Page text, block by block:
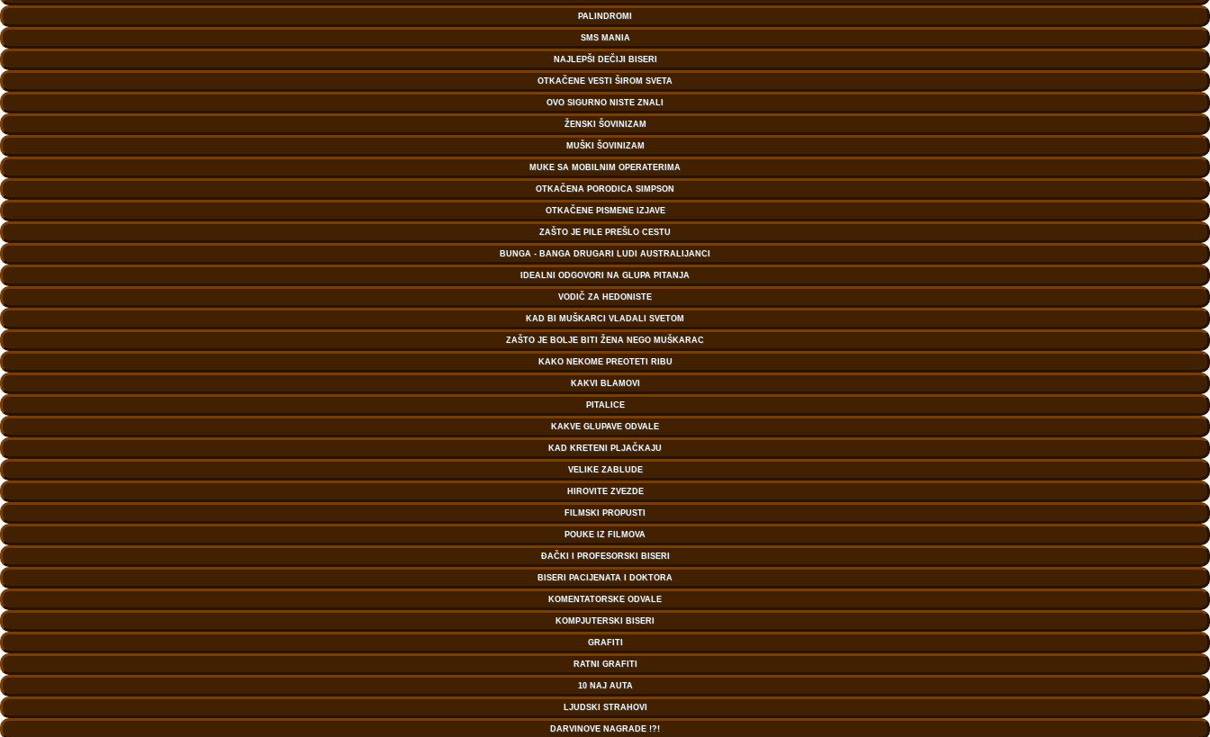
PALINDROMI
SMS MANIA
NAJLEPŠI DEČIJI BISERI
OTKAČENE VESTI ŠIROM SVETA
OVO SIGURNO NISTE ZNALI
ŽENSKI ŠOVINIZAM
MUŠKI ŠOVINIZAM
MUKE SA MOBILNIM OPERATERIMA
OTKAČENA PORODICA SIMPSON
OTKAČENE PISMENE IZJAVE
ZAŠTO JE PILE PREŠLO CESTU
BUNGA - BANGA DRUGARI LUDI AUSTRALIJANCI
IDEALNI ODGOVORI NA GLUPA PITANJA
VODIČ ZA HEDONISTE
KAD BI MUŠKARCI VLADALI SVETOM
ZAŠTO JE BOLJE BITI ŽENA NEGO MUŠKARAC
KAKO NEKOME PREOTETI RIBU
KAKVI BLAMOVI
PITALICE
KAKVE GLUPAVE ODVALE
KAD KRETENI PLJAČKAJU
VELIKE ZABLUDE
HIROVITE ZVEZDE
FILMSKI PROPUSTI
POUKE IZ FILMOVA
ĐAČKI I PROFESORSKI BISERI
BISERI PACIJENATA I DOKTORA
KOMENTATORSKE ODVALE
KOMPJUTERSKI BISERI
GRAFITI
RATNI GRAFITI
10 NAJ AUTA
LJUDSKI STRAHOVI
DARVINOVE NAGRADE !?!